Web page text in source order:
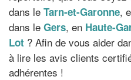
dans le Tarn-et-Garonne,
dans le Gers, en Haute-
Lot ? Afin de vous aider
à lire les avis clients
adhérentes !